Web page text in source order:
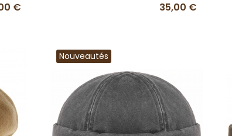
€ 35,00 €
Nouveautés